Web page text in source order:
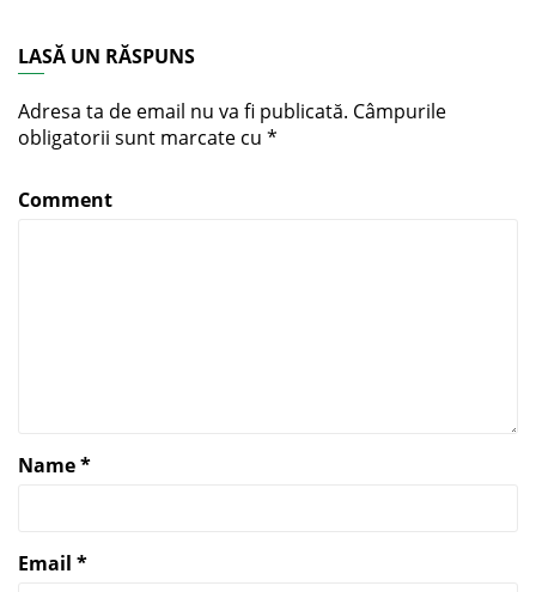
LASĂ UN RĂSPUNS
Adresa ta de email nu va fi publicată. Câmpurile
obligatorii sunt marcate cu *
Comment
Name*
Email *